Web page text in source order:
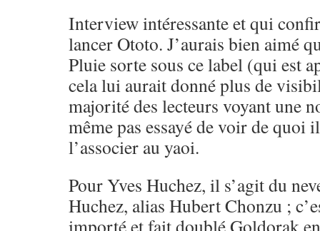
Interview intéressante et qui
lancer Ototo. J’aurais bien aimé
Pluie sorte sous ce label (qui est
cela lui aurait donné plus de
majorité des lecteurs voyant une
même pas essayé de voir de quoi
l’associer au yaoi.
Pour Yves Huchez, il s’agit du
Huchez, alias Hubert Chonzu ;
importé et fait doublé Goldorak